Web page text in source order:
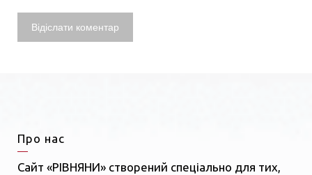
Про нас
Сайт «РІВНЯНИ» створений спеціально для тих,